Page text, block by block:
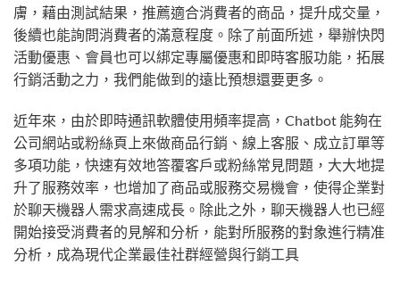
膚，藉由測試結果，推薦適合消費者的商品，提升成交量，
後續也能詢問消費者的滿意程度。除了前面所述，舉辦快閃
活動優惠、會員也可以綁定專屬優惠和即時客服功能，拓展
行銷活動之力，我們能做到的遠比預想還要更多。
近年來，由於即時通訊軟體使用頻率提高，Chatbot 能夠在
公司網站或粉絲頁上來做商品行銷、線上客服、成立訂單等
多項功能，快速有效地答覆客戶或粉絲常見問題，大大地提
升了服務效率，也增加了商品或服務交易機會，使得企業對
於聊天機器人需求高速成長。除此之外，聊天機器人也已經
開始接受消費者的見解和分析，能對所服務的對象進行精准
分析，成為現代企業最佳社群經營與行銷工具